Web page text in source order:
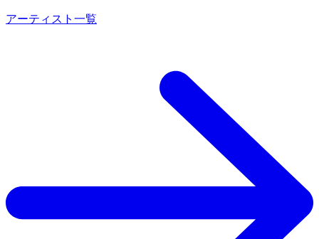
アーティスト一覧